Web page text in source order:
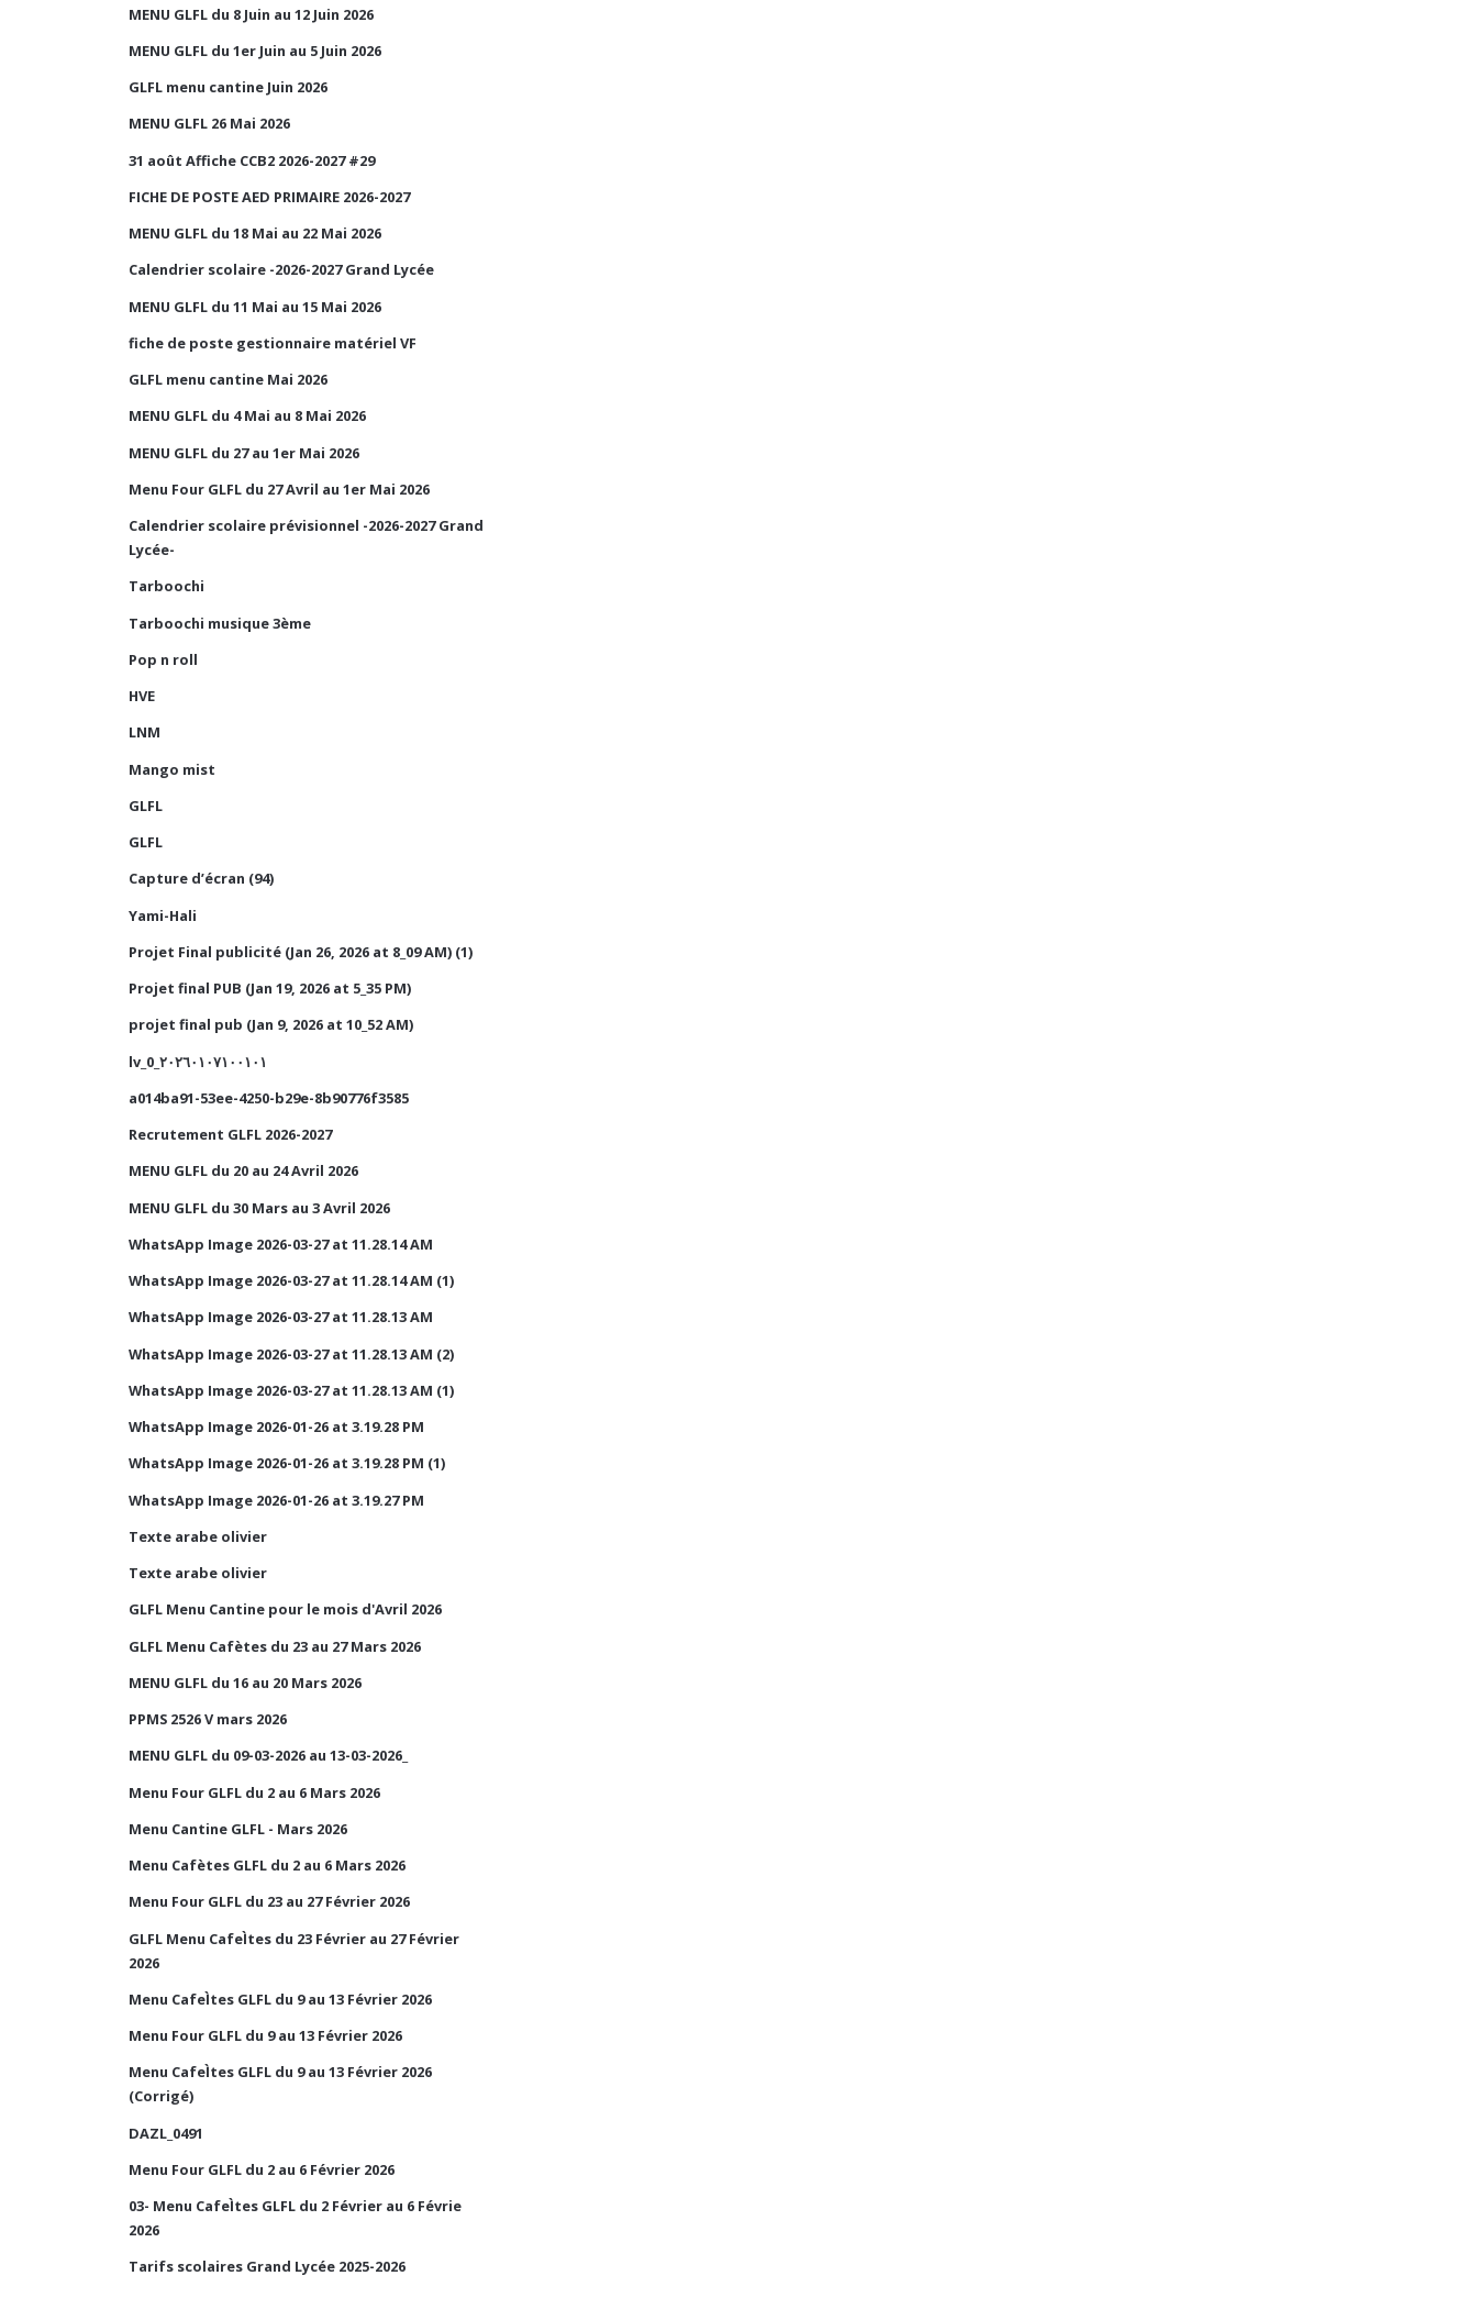
MENU GLFL du 8 Juin au 12 Juin 2026
MENU GLFL du 1er Juin au 5 Juin 2026
GLFL menu cantine Juin 2026
MENU GLFL 26 Mai 2026
31 août Affiche CCB2 2026-2027 #29
FICHE DE POSTE AED PRIMAIRE 2026-2027
MENU GLFL du 18 Mai au 22 Mai 2026
Calendrier scolaire -2026-2027 Grand Lycée
MENU GLFL du 11 Mai au 15 Mai 2026
fiche de poste gestionnaire matériel VF
GLFL menu cantine Mai 2026
MENU GLFL du 4 Mai au 8 Mai 2026
MENU GLFL du 27 au 1er Mai 2026
Menu Four GLFL du 27 Avril au 1er Mai 2026
Calendrier scolaire prévisionnel -2026-2027 Grand
Lycée-
Tarboochi
Tarboochi musique 3ème
Pop n roll
HVE
LNM
Mango mist
GLFL
GLFL
Capture d’écran (94)
Yami-Hali
Projet Final publicité (Jan 26, 2026 at 8_09 AM) (1)
Projet final PUB (Jan 19, 2026 at 5_35 PM)
projet final pub (Jan 9, 2026 at 10_52 AM)
lv_0_٢٠٢٦٠١٠٧١٠٠١٠١
a014ba91-53ee-4250-b29e-8b90776f3585
Recrutement GLFL 2026-2027
MENU GLFL du 20 au 24 Avril 2026
MENU GLFL du 30 Mars au 3 Avril 2026
WhatsApp Image 2026-03-27 at 11.28.14 AM
WhatsApp Image 2026-03-27 at 11.28.14 AM (1)
WhatsApp Image 2026-03-27 at 11.28.13 AM
WhatsApp Image 2026-03-27 at 11.28.13 AM (2)
WhatsApp Image 2026-03-27 at 11.28.13 AM (1)
WhatsApp Image 2026-01-26 at 3.19.28 PM
WhatsApp Image 2026-01-26 at 3.19.28 PM (1)
WhatsApp Image 2026-01-26 at 3.19.27 PM
Texte arabe olivier
Texte arabe olivier
GLFL Menu Cantine pour le mois d'Avril 2026
GLFL Menu Cafètes du 23 au 27 Mars 2026
MENU GLFL du 16 au 20 Mars 2026
PPMS 2526 V mars 2026
MENU GLFL du 09-03-2026 au 13-03-2026_
Menu Four GLFL du 2 au 6 Mars 2026
Menu Cantine GLFL - Mars 2026
Menu Cafètes GLFL du 2 au 6 Mars 2026
Menu Four GLFL du 23 au 27 Février 2026
GLFL Menu CafeÌtes du 23 Février au 27 Février
2026
Menu CafeÌtes GLFL du 9 au 13 Février 2026
Menu Four GLFL du 9 au 13 Février 2026
Menu CafeÌtes GLFL du 9 au 13 Février 2026
(Corrigé)
DAZL_0491
Menu Four GLFL du 2 au 6 Février 2026
03- Menu CafeÌtes GLFL du 2 Février au 6 Févrie
2026
Tarifs scolaires Grand Lycée 2025-2026